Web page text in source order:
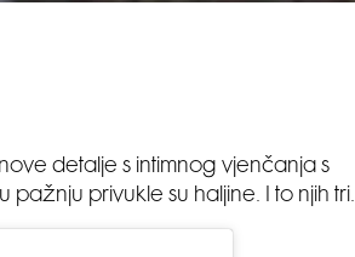
detalje s intimnog vjenčanja s
privukle su haljine. I to njih tri.